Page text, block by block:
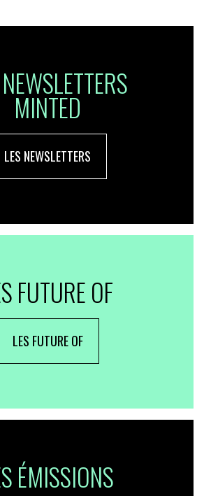
MINTED
LES NEWSLETTERS
FUTURE OF
LES FUTURE OF
ÉMISSIONS